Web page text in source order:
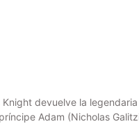
devuelve la
Adam (Nicholas